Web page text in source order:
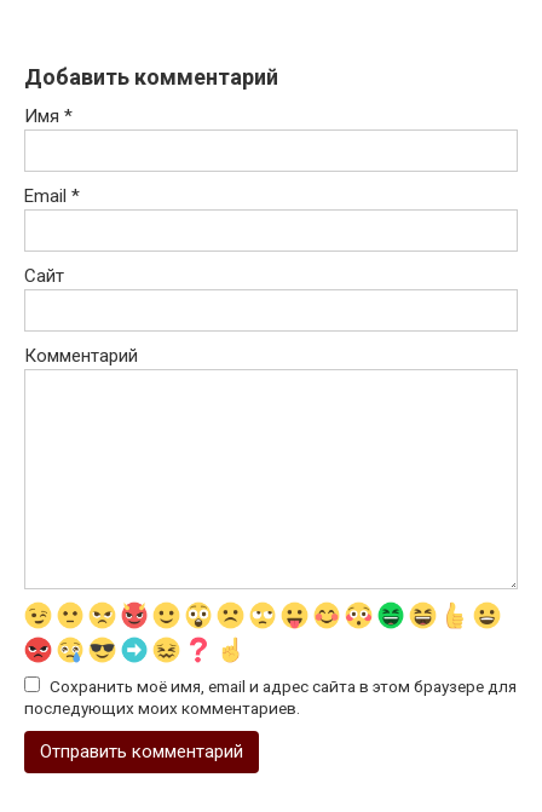
Добавить комментарий
Имя *
Email *
Сайт
Комментарий
Сохранить моё имя, email и адрес сайта в этом браузере для
последующих моих комментариев.